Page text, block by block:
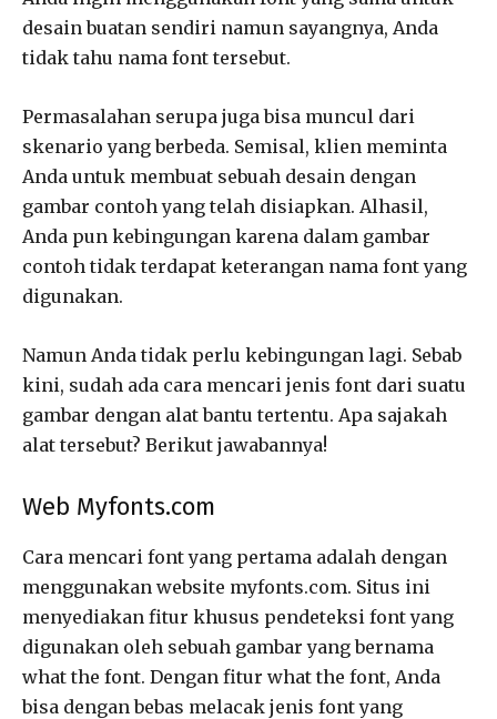
desain buatan sendiri namun sayangnya, Anda
tidak tahu nama font tersebut.
Permasalahan serupa juga bisa muncul dari
skenario yang berbeda. Semisal, klien meminta
Anda untuk membuat sebuah desain dengan
gambar contoh yang telah disiapkan. Alhasil,
Anda pun kebingungan karena dalam gambar
contoh tidak terdapat keterangan nama font yang
digunakan.
Namun Anda tidak perlu kebingungan lagi. Sebab
kini, sudah ada cara mencari jenis font dari suatu
gambar dengan alat bantu tertentu. Apa sajakah
alat tersebut? Berikut jawabannya!
Web Myfonts.com
Cara mencari font yang pertama adalah dengan
menggunakan website myfonts.com. Situs ini
menyediakan fitur khusus pendeteksi font yang
digunakan oleh sebuah gambar yang bernama
what the font. Dengan fitur what the font, Anda
bisa dengan bebas melacak jenis font yang